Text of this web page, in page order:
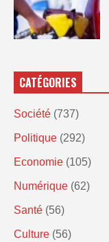
CATÉGORIES
Société (737)
Politique (292)
Economie (105)
Numérique (62)
Santé (56)
Culture (56)